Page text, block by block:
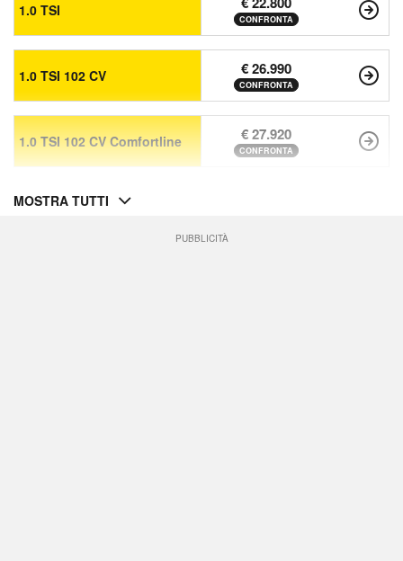
1.0 TSI
CONFRONTA
1.0 TSI 102 CV € 26.990
CONFRONTA
1.0 TSI 102 CV Comfortline € 27.920
CONFRONTA
MOSTRA TUTTI
PUBBLICITÀ